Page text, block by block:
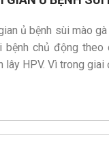
ủ bệnh sùi mào
bệnh chủ động
lây HPV. Vì trong giai